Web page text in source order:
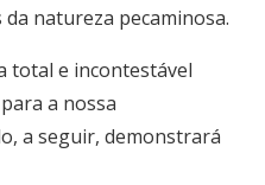
natureza pecaminosa.
total e incontestável
a nossa
a seguir, demonstrará